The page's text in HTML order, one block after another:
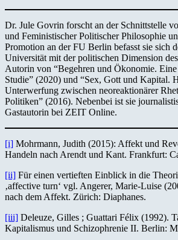
Dr. Jule Govrin forscht an der Schnittstelle
und Feministischer Politischer Philosophie
Promotion an der FU Berlin befasst sie sich
Universität mit der politischen Dimension
Autorin von “Begehren und Ökonomie.
Studie” (2020) und “Sex, Gott und Kapital.
Unterwerfung zwischen neoreaktionärer
Politiken” (2016). Nebenbei ist sie
Gastautorin bei ZEIT Online.
[i] Mohrmann, Judith (2015): Affekt und
Handeln nach Arendt und Kant. Frankfurt:
[ii] Für einen vertieften Einblick in die
‚affective turn‘ vgl. Angerer, Marie-Luise
nach dem Affekt. Zürich: Diaphanes.
[iii] Deleuze, Gilles ; Guattari Félix (1992).
Kapitalismus und Schizophrenie II. Berlin: